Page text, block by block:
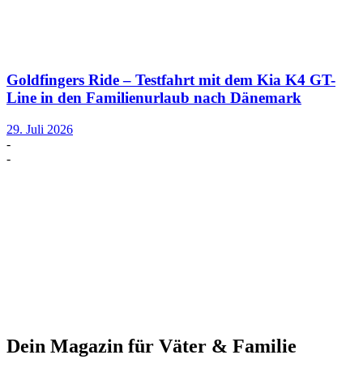
Goldfingers Ride – Testfahrt mit dem Kia K4 GT-
Line in den Familienurlaub nach Dänemark
29. Juli 2026
-
-
Dein Magazin für Väter & Familie